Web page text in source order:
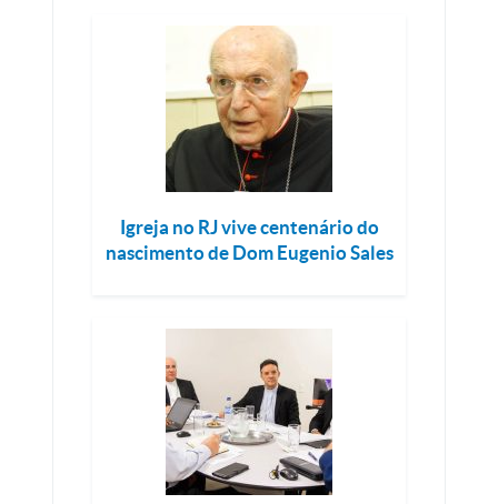
Igreja no RJ vive centenário do
nascimento de Dom Eugenio Sales